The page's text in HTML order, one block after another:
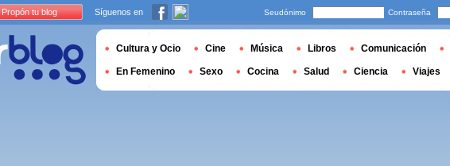
Propón tu blog Síguenos en Seudónimo Contraseña
Cultura y Ocio Cine Música Libros Comunicación
En Femenino Sexo Cocina Salud Ciencia Viajes